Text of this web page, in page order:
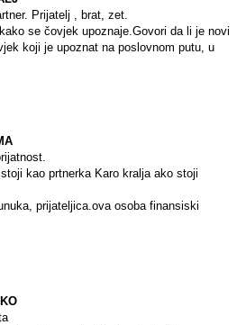
Prijatelj , brat, zet.
se čovjek upoznaje.Govori da li je novi
koji je upoznat na poslovnom putu, u
kao prtnerka Karo kralja ako stoji
prijateljica.ova osoba finansiski